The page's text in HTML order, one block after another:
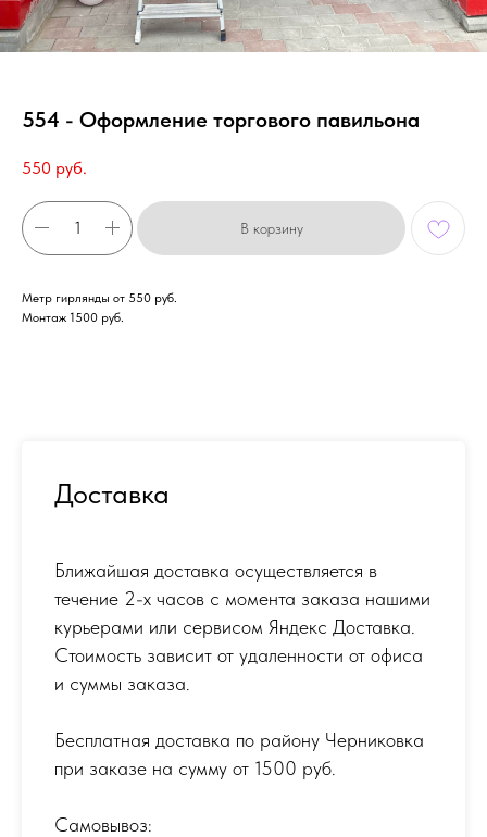
554 - Оформление торгового павильона
550 руб.
В корзину
Метр гирлянды от 550 руб.
Монтаж 1500 руб.
Доставка
Ближайшая доставка осуществляется в
течение 2-х часов с момента заказа нашими
курьерами или сервисом Яндекс Доставка.
Стоимость зависит от удаленности от офиса
и суммы заказа.
Бесплатная доставка по району Черниковка
при заказе на сумму от 1500 руб.
Самовывоз: